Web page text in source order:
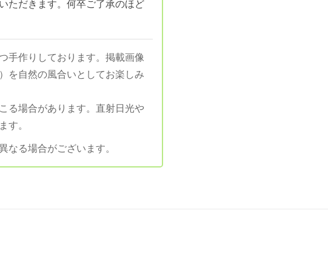
ただきます。何卒ご了承のほど
手作りしております。掲載画像
を自然の風合いとしてお楽しみ
る場合があります。直射日光や
す。
る場合がございます。